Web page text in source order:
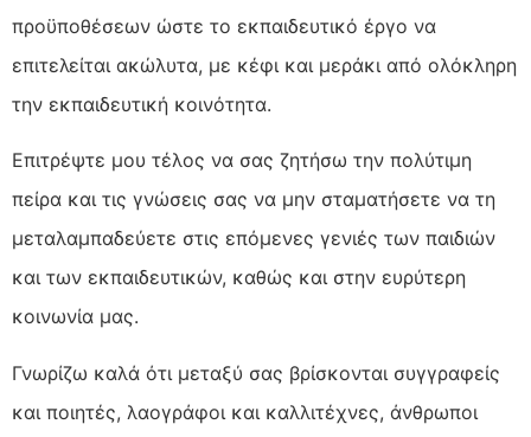
προϋποθέσεων ώστε το εκπαιδευτικό έργο να
επιτελείται ακώλυτα, με κέφι και μεράκι από ολόκληρη
την εκπαιδευτική κοινότητα.
Επιτρέψτε μου τέλος να σας ζητήσω την πολύτιμη
πείρα και τις γνώσεις σας να μην σταματήσετε να τη
μεταλαμπαδεύετε στις επόμενες γενιές των παιδιών
και των εκπαιδευτικών, καθώς και στην ευρύτερη
κοινωνία μας.
Γνωρίζω καλά ότι μεταξύ σας βρίσκονται συγγραφείς
και ποιητές, λαογράφοι και καλλιτέχνες, άνθρωποι